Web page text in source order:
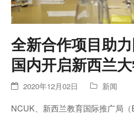
全新合作项目助
国内开启新西兰
2020年12月02日 新闻
NCUK、新西兰教育国际推广局